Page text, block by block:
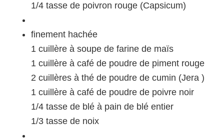
1/4 tasse de poivron rouge (Capsicum)
finement hachée
1 cuillère à soupe de farine de maïs
1 cuillère à café de poudre de piment rouge
2 cuillères à thé de poudre de cumin (Jera )
1 cuillère à café de poudre de poivre noir
1/4 tasse de blé à pain de blé entier
1/3 tasse de noix